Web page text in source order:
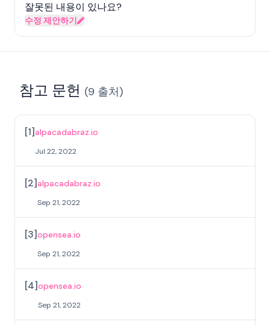
잘못된 내용이 있나요?
수정 제안하기
참고 문헌 (9 출처)
[1]alpacadabraz.io
Jul 22, 2022
[2]alpacadabraz.io
Sep 21, 2022
[3]opensea.io
Sep 21, 2022
[4]opensea.io
Sep 21, 2022